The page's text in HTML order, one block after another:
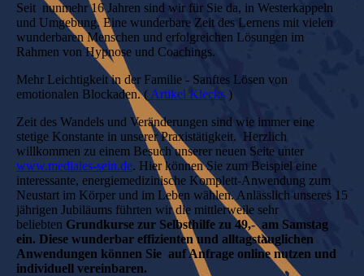
Seit nunmehr 16 Jahren sind wir für Sie da, in Westerkappeln
und Umgebung. Eine wunderbare Zeit des Lernens mit vielen
wunderbaren Menschen und erfolgreichen Lösungen im
Rahmen von Hypnose und Coachings.
Mehr Leichtigkeit in der Familie - Sanftes Lösen von
emotionalen Blockaden. (Artikel Klecks )
Zeit des Wandels und Veränderungen sind wie immer eine
stetige Konstante in unserer Praxistätigkeit. Herzlich
willkommen zu einem Besuch unserer neuen Seite unter
www.mediales-sein.de. Hier können Sie zum Beispiel eine
interessante, energiemedizinische Komplett-Anwendung zum
Neustart im Körper und im Leben wählen. Anlässlich unseres 15
jährigen Jubiläums führten wir die mittlerweile sehr
beliebten Grundkurse zur Selbsthilfe zu 49,-am Samstag
ein. Diese wunderbar effizienten und alltagstauglichen
Anwendungen können Sie auf Anfrage online nutzen und
individuell vereinbaren.